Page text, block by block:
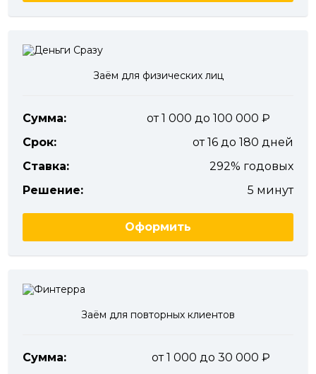
Заём для физических лиц
Сумма:
от 1 000 до 100 000
Срок:
от 16 до 180 дней
Ставка:
292% годовых
Решение:
5 минут
Оформить
Заём для повторных клиентов
Сумма:
от 1 000 до 30 000